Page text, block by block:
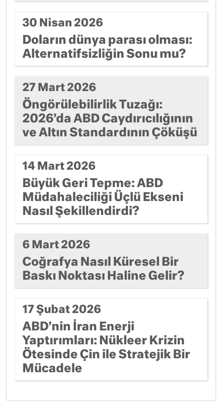
30 Nisan 2026
Doların dünya parası olması:
Alternatifsizliğin Sonu mu?
27 Mart 2026
Öngörülebilirlik Tuzağı:
2026’da ABD Caydırıcılığının
ve Altın Standardının Çöküşü
14 Mart 2026
Büyük Geri Tepme: ABD
Müdahaleciliği Üçlü Ekseni
Nasıl Şekillendirdi?
6 Mart 2026
Coğrafya Nasıl Küresel Bir
Baskı Noktası Haline Gelir?
17 Şubat 2026
ABD’nin İran Enerji
Yaptırımları: Nükleer Krizin
Ötesinde Çin ile Stratejik Bir
Mücadele